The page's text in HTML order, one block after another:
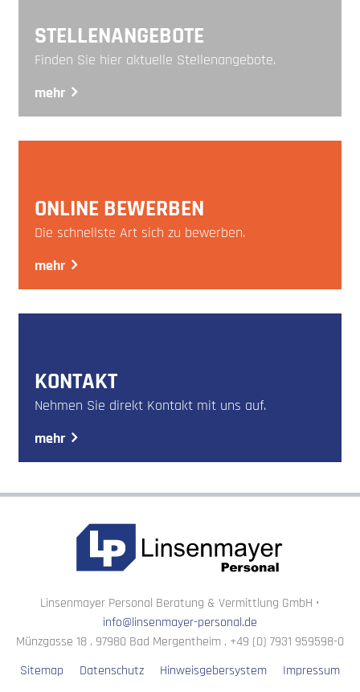
STELLENANGEBOTE
Finden Sie hier aktuelle Stellenangebote.
mehr
ONLINE BEWERBEN
Die schnellste Art sich zu bewerben.
mehr
KONTAKT
Nehmen Sie direkt Kontakt mit uns auf.
mehr
Linsenmayer Personal Beratung & Vermittlung GmbH •
info@linsenmayer-personal.de
Münzgasse 18 . 97980 Bad Mergentheim . +49 (0) 7931 959598-0
Sitemap
Datenschutz Hinweisgebersystem Impressum